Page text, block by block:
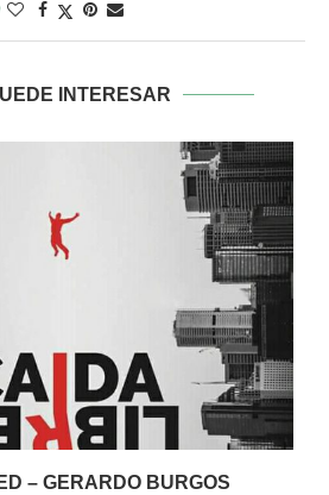
INTERESAR
– GERARDO BURGOS